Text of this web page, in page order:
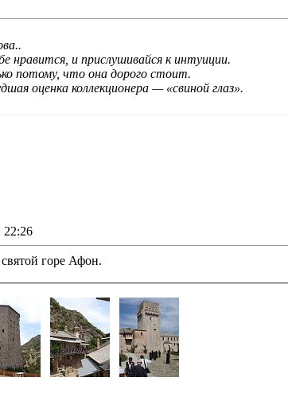
нравится, и прислушивайся к интуиции.
потому, что она дорого стоит.
оценка коллекционера — «свиной глаз».
22:26
горе Афон.